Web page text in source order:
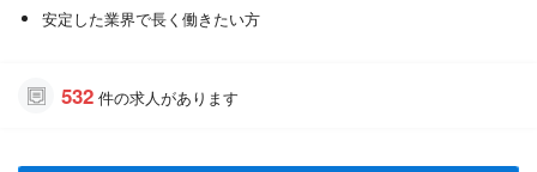
安定した業界で長く働きたい方
532 件の求人があります